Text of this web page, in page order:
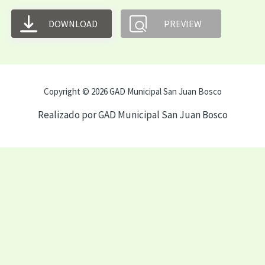
DOWNLOAD PREVIEW
Copyright © 2026 GAD Municipal San Juan Bosco
Realizado por GAD Municipal San Juan Bosco